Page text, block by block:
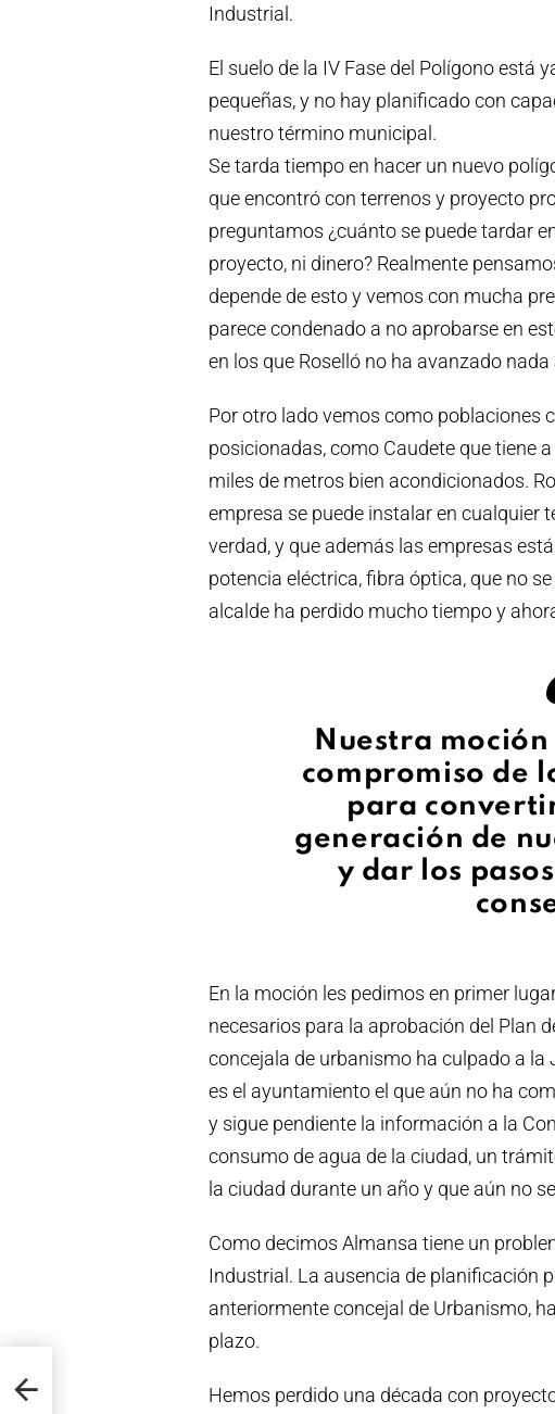
Industrial.
El suelo de la IV Fase del Polígono está
pequeñas, y no hay planificado con
nuestro término municipal.
Se tarda tiempo en hacer un nuevo
que encontró con terrenos y proyecto
preguntamos ¿cuánto se puede tardar
proyecto, ni dinero? Realmente
depende de esto y vemos con mucha
parece condenado a no aprobarse en
en los que Roselló no ha avanzado
Por otro lado vemos como poblaciones
posicionadas, como Caudete que tiene
miles de metros bien acondicionados.
empresa se puede instalar en cualquier
verdad, y que además las empresas
potencia eléctrica, fibra óptica, que no
alcalde ha perdido mucho tiempo y
Nuestra
compromiso de
para
generación de
y dar los
En la moción les pedimos en primer
necesarios para la aprobación del Plan
concejala de urbanismo ha culpado a la
es el ayuntamiento el que aún no ha
y sigue pendiente la información a la
consumo de agua de la ciudad, un
la ciudad durante un año y que aún no
Como decimos Almansa tiene un
Industrial. La ausencia de planificación
anteriormente concejal de Urbanismo,
plazo.
Hemos perdido una década con